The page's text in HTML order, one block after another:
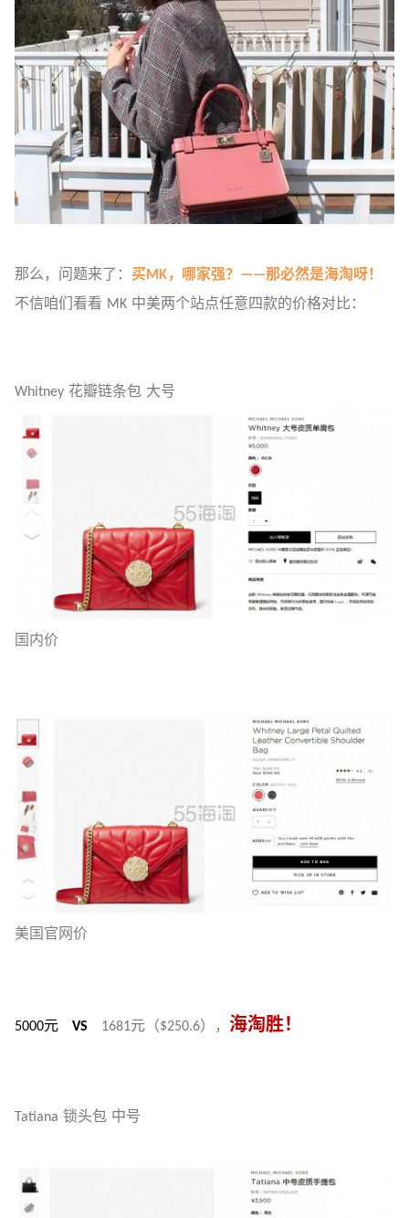
那么，问题来了： 买MK，哪家强？——那必然是海淘呀！
不信咱们看看 MK 中美两个站点任意四款的价格对比：
Whitney 花瓣链条包 大号
国内价
美国官网价
5000元 VS 1681元（$250.6）， 海淘胜！
Tatiana 锁头包 中号